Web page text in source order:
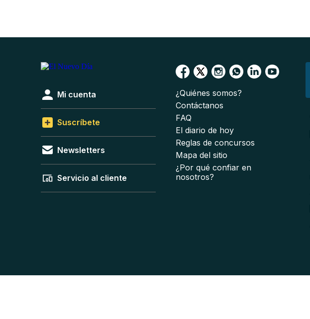
Mi cuenta
Suscríbete
Newsletters
Servicio al cliente
¿Quiénes somos?
Contáctanos
FAQ
El diario de hoy
Reglas de concursos
Mapa del sitio
¿Por qué confiar en
nosotros?